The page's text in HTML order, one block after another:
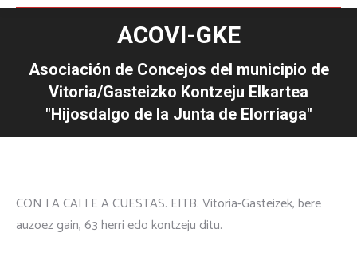
ACOVI-GKE
Asociación de Concejos del municipio de
Vitoria/Gasteizko Kontzeju Elkartea
"Hijosdalgo de la Junta de Elorriaga"
CON LA CALLE A CUESTAS. EITB. Vitoria-Gasteizek, bere
auzoez gain, 63 herri edo kontzeju ditu.